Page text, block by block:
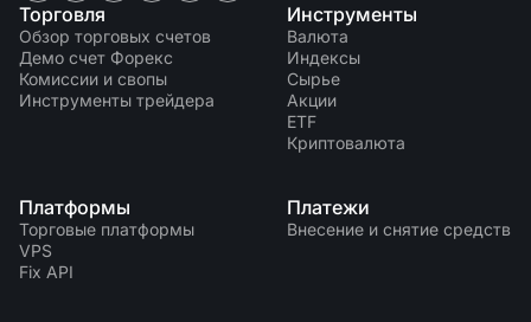
Торговля
Обзор торговых счетов
Демо счет Форекс
Комиссии и свопы
Инструменты трейдера
Инструменты
Валюта
Индексы
Сырье
Акции
ETF
Криптовалюта
Платформы
Торговые платформы
VPS
Fix API
Платежи
Внесение и снятие средств